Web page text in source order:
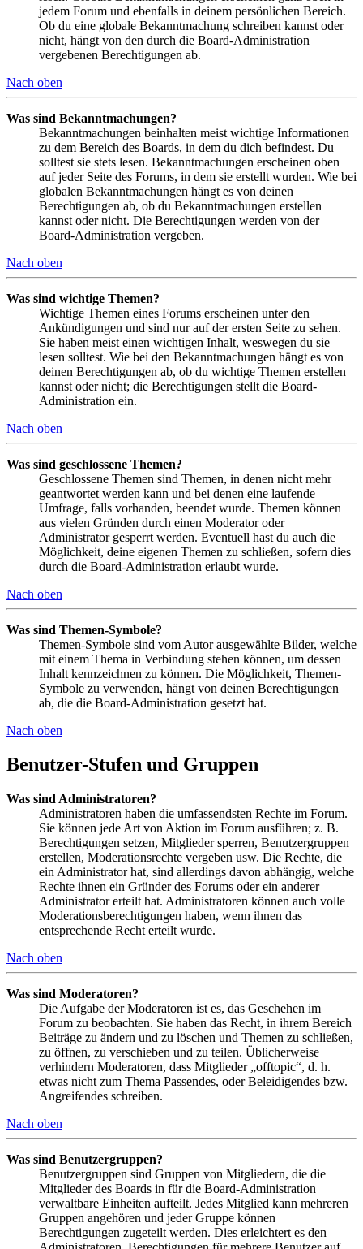
jedem Forum und ebenfalls in deinem persönlichen Bereich.
Ob du eine globale Bekanntmachung schreiben kannst oder
nicht, hängt von den durch die Board-Administration
vergebenen Berechtigungen ab.
Nach oben
Was sind Bekanntmachungen?
Bekanntmachungen beinhalten meist wichtige Informationen
zu dem Bereich des Boards, in dem du dich befindest. Du
solltest sie stets lesen. Bekanntmachungen erscheinen oben
auf jeder Seite des Forums, in dem sie erstellt wurden. Wie bei
globalen Bekanntmachungen hängt es von deinen
Berechtigungen ab, ob du Bekanntmachungen erstellen
kannst oder nicht. Die Berechtigungen werden von der
Board-Administration vergeben.
Nach oben
Was sind wichtige Themen?
Wichtige Themen eines Forums erscheinen unter den
Ankündigungen und sind nur auf der ersten Seite zu sehen.
Sie haben meist einen wichtigen Inhalt, weswegen du sie
lesen solltest. Wie bei den Bekanntmachungen hängt es von
deinen Berechtigungen ab, ob du wichtige Themen erstellen
kannst oder nicht; die Berechtigungen stellt die Board-
Administration ein.
Nach oben
Was sind geschlossene Themen?
Geschlossene Themen sind Themen, in denen nicht mehr
geantwortet werden kann und bei denen eine laufende
Umfrage, falls vorhanden, beendet wurde. Themen können
aus vielen Gründen durch einen Moderator oder
Administrator gesperrt werden. Eventuell hast du auch die
Möglichkeit, deine eigenen Themen zu schließen, sofern dies
durch die Board-Administration erlaubt wurde.
Nach oben
Was sind Themen-Symbole?
Themen-Symbole sind vom Autor ausgewählte Bilder, welche
mit einem Thema in Verbindung stehen können, um dessen
Inhalt kennzeichnen zu können. Die Möglichkeit, Themen-
Symbole zu verwenden, hängt von deinen Berechtigungen
ab, die die Board-Administration gesetzt hat.
Nach oben
Benutzer-Stufen und Gruppen
Was sind Administratoren?
Administratoren haben die umfassendsten Rechte im Forum.
Sie können jede Art von Aktion im Forum ausführen; z. B.
Berechtigungen setzen, Mitglieder sperren, Benutzergruppen
erstellen, Moderationsrechte vergeben usw. Die Rechte, die
ein Administrator hat, sind allerdings davon abhängig, welche
Rechte ihnen ein Gründer des Forums oder ein anderer
Administrator erteilt hat. Administratoren können auch volle
Moderationsberechtigungen haben, wenn ihnen das
entsprechende Recht erteilt wurde.
Nach oben
Was sind Moderatoren?
Die Aufgabe der Moderatoren ist es, das Geschehen im
Forum zu beobachten. Sie haben das Recht, in ihrem Bereich
Beiträge zu ändern und zu löschen und Themen zu schließen,
zu öffnen, zu verschieben und zu teilen. Üblicherweise
verhindern Moderatoren, dass Mitglieder „offtopic“, d. h.
etwas nicht zum Thema Passendes, oder Beleidigendes bzw.
Angreifendes schreiben.
Nach oben
Was sind Benutzergruppen?
Benutzergruppen sind Gruppen von Mitgliedern, die die
Mitglieder des Boards in für die Board-Administration
verwaltbare Einheiten aufteilt. Jedes Mitglied kann mehreren
Gruppen angehören und jeder Gruppe können
Berechtigungen zugeteilt werden. Dies erleichtert es den